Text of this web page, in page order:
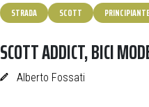
STRADA SCOTT PRINCIPIANTE
SCOTT ADDICT, BICI
Alberto Fossati